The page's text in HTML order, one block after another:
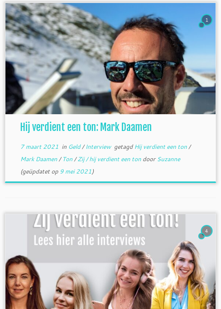
1
Hij verdient een ton: Mark Daamen
7 maart 2021 in Geld/Interview getagdHij verdient een ton/
Mark Daamen/Ton/Zij / hij verdient een ton doorSuzanne
(geüpdatet op 9 mei 2021)
4